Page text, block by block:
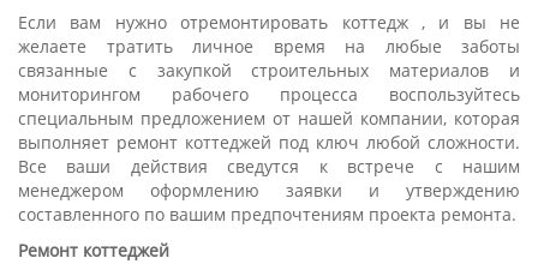
Если вам нужно отремонтировать коттедж , и вы не
желаете тратить личное время на любые заботы
связанные с закупкой строительных материалов и
мониторингом рабочего процесса воспользуйтесь
специальным предложением от нашей компании, которая
выполняет ремонт коттеджей под ключ любой сложности.
Все ваши действия сведутся к встрече с нашим
менеджером оформлению заявки и утверждению
составленного по вашим предпочтениям проекта ремонта.
Ремонт коттеджей